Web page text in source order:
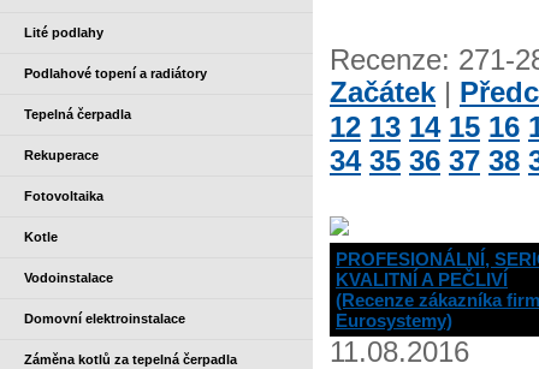
Lité podlahy
Podlahové topení a radiátory
Tepelná čerpadla
Rekuperace
Fotovoltaika
Kotle
Vodoinstalace
Domovní elektroinstalace
Záměna kotlů za tepelná čerpadla
Recenze: 271-
Začátek |
12 13 14 15 16
34 35 36 37 38
PROFESIONÁLNÍ,
KVALITNÍ A PEČLIVÍ
(Recenze zákazníka
Eurosystemy)
11.08.2016